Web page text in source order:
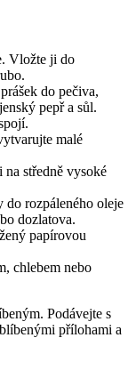
Vložte ji do
do pečiva,
pepř a sůl.
malé
středně vysoké
do rozpáleného oleje
dozlatova.
papírovou
chlebem nebo
Podávejte s
přílohami a